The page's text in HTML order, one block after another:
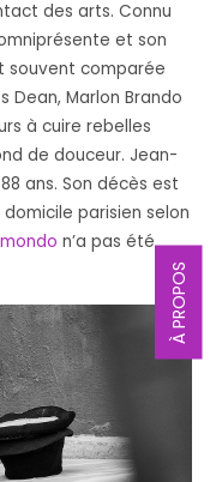
À PROPOS
des arts. Connu
et son
souvent comparée
Dean, Marlon Brando
à cuire rebelles
de douceur. Jean-
ans. Son décès est
domicile parisien selon
n’a pas été